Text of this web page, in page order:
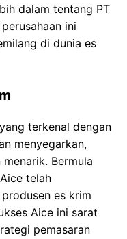
dalam tentang PT
ini
di dunia es
terkenal dengan
menyegarkan,
Bermula
telah
es krim
Aice ini sarat
pemasaran